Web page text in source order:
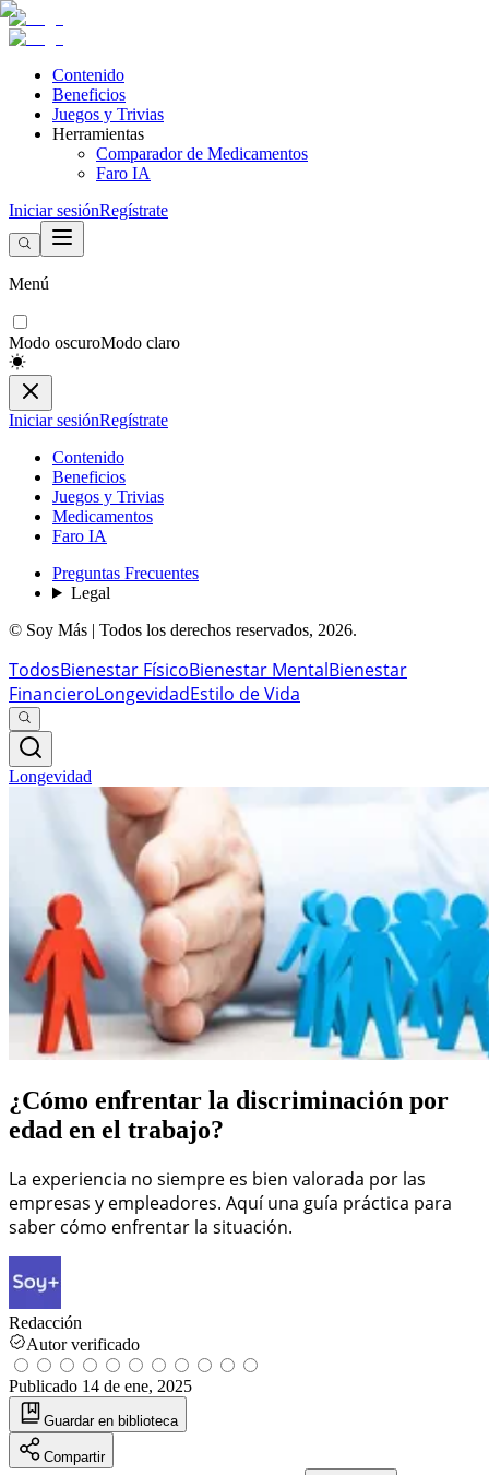
Contenido
Beneficios
Juegos y Trivias
Herramientas
Comparador de Medicamentos
Faro IA
Iniciar sesiónRegístrate
Menú
Modo oscuroModo claro
Iniciar sesiónRegístrate
Contenido
Beneficios
Juegos y Trivias
Medicamentos
Faro IA
Preguntas Frecuentes
Legal
© Soy Más | Todos los derechos reservados, 2026.
TodosBienestar FísicoBienestar MentalBienestar
FinancieroLongevidadEstilo de Vida
Longevidad
¿Cómo enfrentar la discriminación por
edad en el trabajo?
La experiencia no siempre es bien valorada por las
empresas y empleadores. Aquí una guía práctica para
saber cómo enfrentar la situación.
Redacción
Autor verificado
Publicado 14 de ene, 2025
Guardar en biblioteca
Compartir